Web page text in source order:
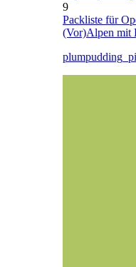
9
Packliste für
(Vor)Alpen mit
plumpudding_pi